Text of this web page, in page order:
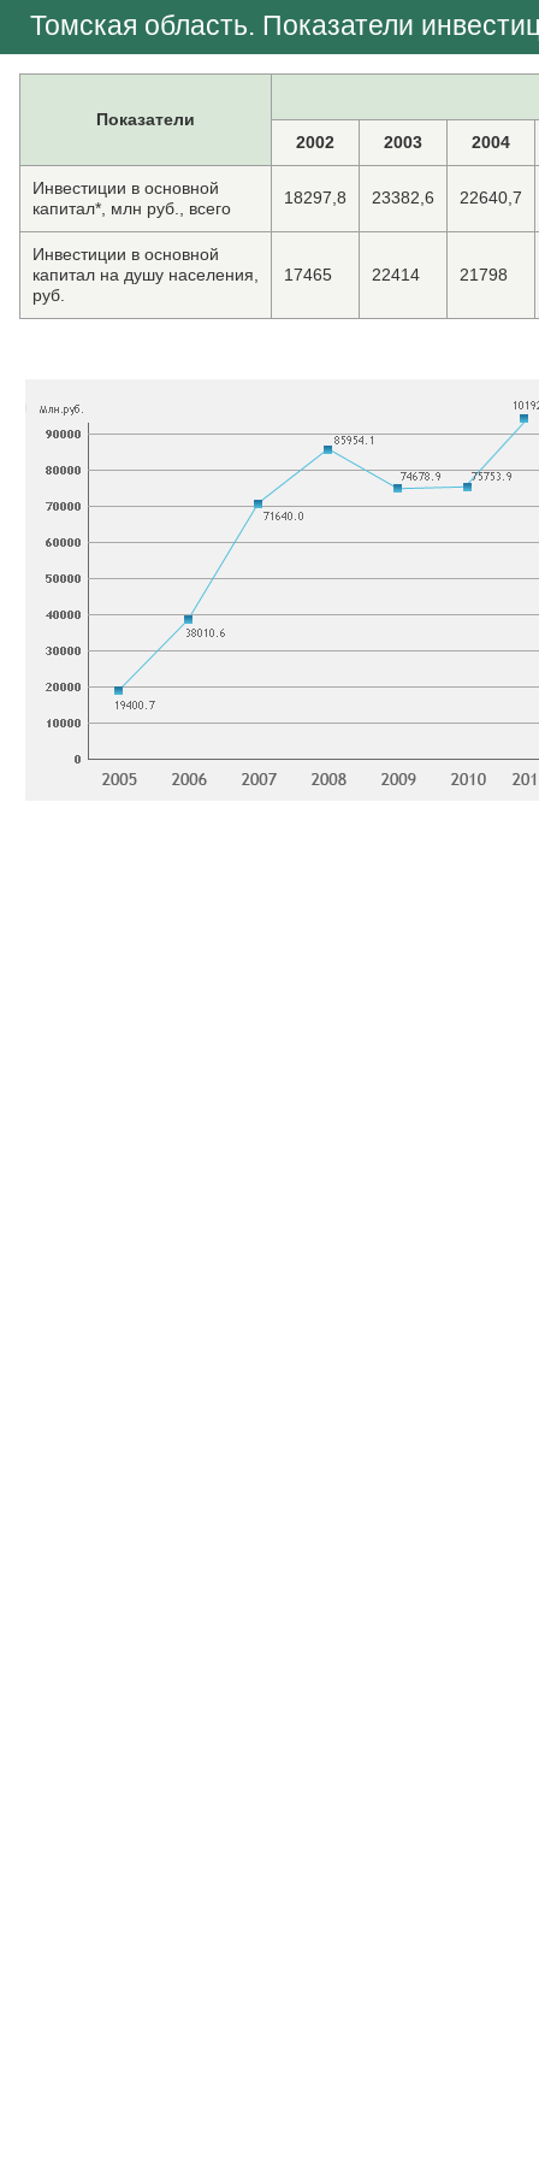
Томская область. Показатели
Показатели
2002
2003 2004
Инвестиции в основной
капитал*, млн руб., всего
18297,8 23382,6 22640,7
Инвестиции в основной
капитал на душу населения,
руб.
17465 22414 21798